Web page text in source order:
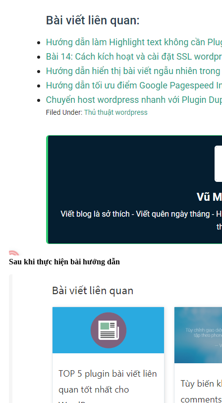
Sau khi thực hiện bài hướng dẫn